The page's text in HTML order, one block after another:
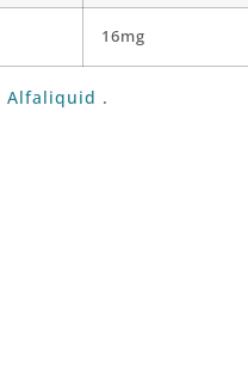
16mg
Alfaliquid .